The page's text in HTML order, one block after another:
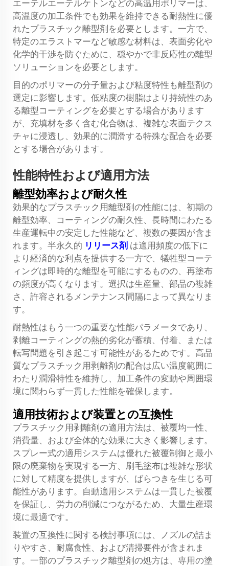
エーテルエーテルケトンなどの高温用ポリマーは、
高温度の加工条件でも効果を維持できる耐熱性に優
れたプラスチック離型剤を必要とします。一方で、
特定のエラストマーなど敏感な材料は、表面劣化や
化学的干渉を防ぐために、穏やかで非反応性の離型
ソリューションを必要とします。
目的のポリマーの分子量および粘度特性も離型剤の
選定に影響します。低粘度の樹脂はより持続性のあ
る離型コーティングを必要とする場合があります
が、充填材を多く含む化合物は、複雑な表面テクス
チャに浸透し、効果的に潤滑する特殊な配合を必要
とする場合があります。
性能特性および適用方法
離型効率および耐久性
効果的なプラスチック用離型剤の性能には、初期の
離型効率、コーティングの耐久性、長時間にわたる
生産運転中の安定した性能など、複数の要因が含ま
れます。半永久的 リリース剤 は適用頻度の低下に
より経済的な利点を提供する一方で、犠牲型コーテ
ィングは即時的な離型を可能にするものの、再塗布
の頻度が高くなります。選択は生産量、部品の複雑
さ、許容されるメンテナンス間隔によって異なりま
す。
耐熱性はもう一つの重要な性能パラメータであり、
剥離コーティングの熱的劣化が蓄積、付着、または
転写問題を引き起こす可能性があるためです。高品
質なプラスチック用剥離剤の配合は広い温度範囲に
わたり潤滑特性を維持し、加工条件の変動や周囲環
境に関わらず一貫した性能を確保します。
適用技術および装置との互換性
プラスチック用剥離剤の適用方法は、被覆均一性、
消費量、および全体的な効果に大きく影響します。
スプレー式の適用システムは優れた被覆制御と最小
限の廃棄物を実現する一方、刷毛塗布は複雑な形状
に対して精度を提供しますが、ばらつきを生じる可
能性があります。自動適用システムは一貫した被覆
を保証し、労力の削減につながるため、大量生産環
境に最適です。
装置の互換性に関する検討事項には、ノズルの詰ま
りやすさ、耐腐食性、および清掃要件が含まれま
す。一部のプラスチック離型剤の処方は、専用の塗